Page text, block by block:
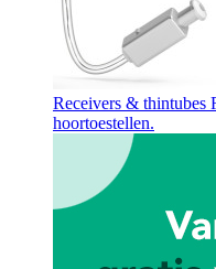
Receivers & thintubes
hoortoestellen.